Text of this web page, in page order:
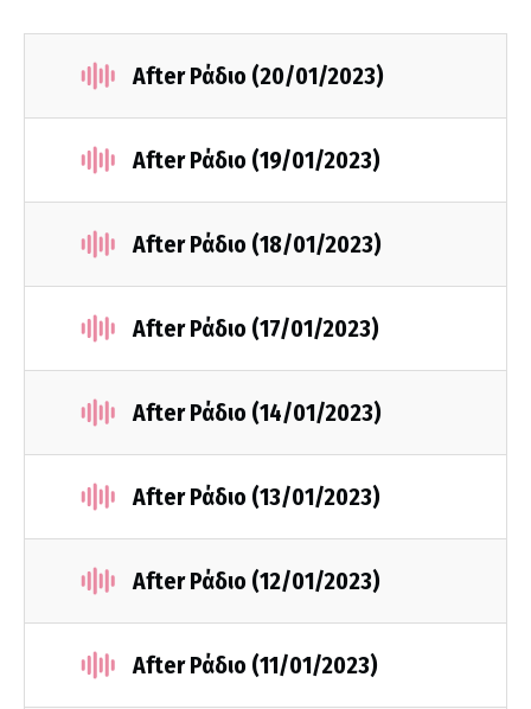
After Ράδιο (20/01/2023)
After Ράδιο (19/01/2023)
After Ράδιο (18/01/2023)
After Ράδιο (17/01/2023)
After Ράδιο (14/01/2023)
After Ράδιο (13/01/2023)
After Ράδιο (12/01/2023)
After Ράδιο (11/01/2023)